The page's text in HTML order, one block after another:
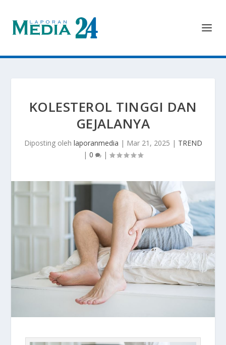
KOLESTEROL TINGGI DAN
GEJALANYA
Diposting oleh laporanmedia | Mar 21, 2025 | TREND
| 0 |